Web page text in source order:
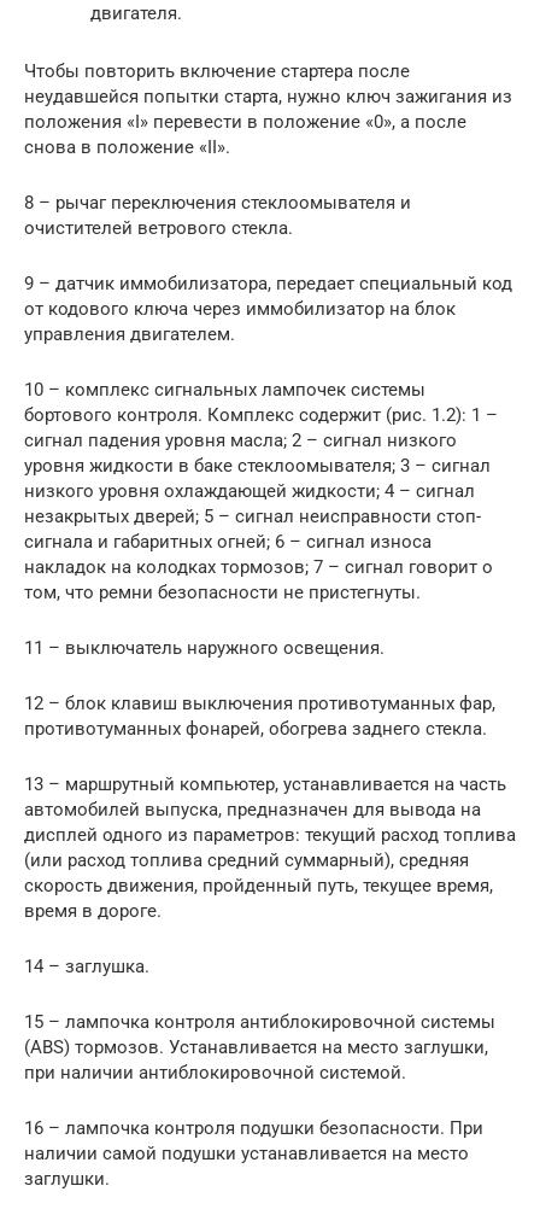
двигателя.
Чтобы повторить включение стартера после
неудавшейся попытки старта, нужно ключ зажигания из
положения «I» перевести в положение «0», а после
снова в положение «II».
8 – рычаг переключения стеклоомывателя и
очистителей ветрового стекла.
9 – датчик иммобилизатора, передает специальный код
от кодового ключа через иммобилизатор на блок
управления двигателем.
10 – комплекс сигнальных лампочек системы
бортового контроля. Комплекс содержит (рис. 1.2): 1 –
сигнал падения уровня масла; 2 – сигнал низкого
уровня жидкости в баке стеклоомывателя; 3 – сигнал
низкого уровня охлаждающей жидкости; 4 – сигнал
незакрытых дверей; 5 – сигнал неисправности стоп-
сигнала и габаритных огней; 6 – сигнал износа
накладок на колодках тормозов; 7 – сигнал говорит о
том, что ремни безопасности не пристегнуты.
11 – выключатель наружного освещения.
12 – блок клавиш выключения противотуманных фар,
противотуманных фонарей, обогрева заднего стекла.
13 – маршрутный компьютер, устанавливается на часть
автомобилей выпуска, предназначен для вывода на
дисплей одного из параметров: текущий расход топлива
(или расход топлива средний суммарный), средняя
скорость движения, пройденный путь, текущее время,
время в дороге.
14 – заглушка.
15 – лампочка контроля антиблокировочной системы
(ABS) тормозов. Устанавливается на место заглушки,
при наличии антиблокировочной системой.
16 – лампочка контроля подушки безопасности. При
наличии самой подушки устанавливается на место
заглушки.